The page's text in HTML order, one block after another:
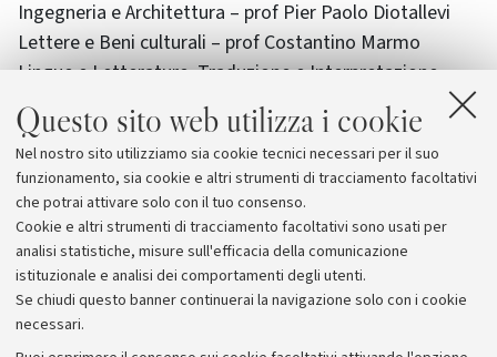
Questo sito web utilizza i cookie
Nel nostro sito utilizziamo sia cookie tecnici necessari per il suo
funzionamento, sia cookie e altri strumenti di tracciamento facoltativi
che potrai attivare solo con il tuo consenso.
Cookie e altri strumenti di tracciamento facoltativi sono usati per
analisi statistiche, misure sull'efficacia della comunicazione
istituzionale e analisi dei comportamenti degli utenti.
Se chiudi questo banner continuerai la navigazione solo con i cookie
necessari.
Ingegneria e Architettura – prof Pier Paolo Diotallevi
Lettere e Beni culturali – prof Costantino Marmo
Lingue e Letterature, Traduzione e Interpretazione –
prof Daniela Gallingani
Medicina e Chirurgia – prof Luigi Bolondi
Psicologia e Scienze della formazione – prof Bruna Zani
Scienze – prof. Andrea Bottoni
Scienze Politiche – prof Daniela Giannetti
Archivio